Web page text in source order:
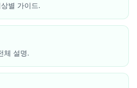
별 가이드.
체 설명.